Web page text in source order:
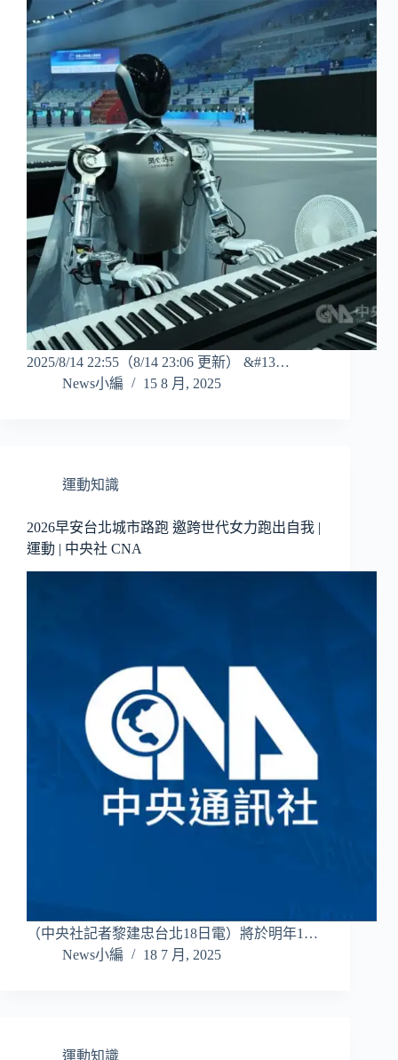
2025/8/14 22:55（8/14 23:06 更新） &#13…
News小編
15 8 月, 2025
運動知識
2026早安台北城市路跑 邀跨世代女力跑出自我 |
運動 | 中央社 CNA
（中央社記者黎建忠台北18日電）將於明年1…
News小編
18 7 月, 2025
運動知識